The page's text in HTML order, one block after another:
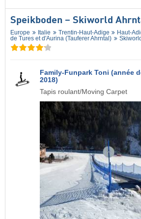
Speikboden – Skiworld
Europe Italie Trentin-Haut-Adige Haut-
de Tures et d'Aurina (Tauferer Ahrntal)
Family-Funpark Toni (année
2018)
Tapis roulant/Moving Carpet